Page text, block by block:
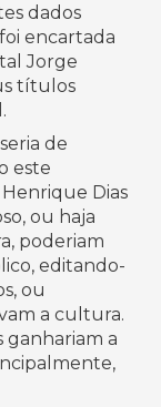
dados
encartada
Jorge
títulos
de
este
Dias
ou haja
poderiam
editando-
ou
a cultura.
ganhariam a